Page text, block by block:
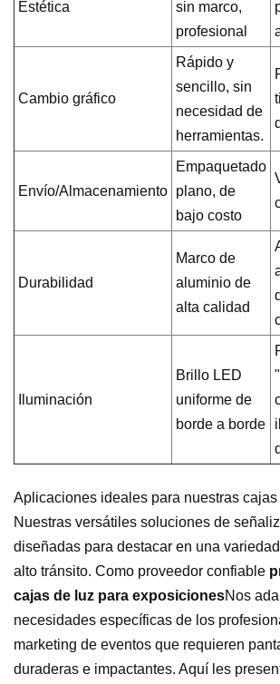
Estética
sin marco,
profesional
Cambio gráfico
Rápido y
sencillo, sin
necesidad de
herramientas.
Envío/Almacenamiento
Empaquetado
plano, de
bajo costo
Durabilidad
Marco de
aluminio de
alta calidad
Iluminación
Brillo LED
uniforme de
borde a borde
Aplicaciones ideales para nuestras cajas
Nuestras versátiles soluciones de
diseñadas para destacar en una
alto tránsito. Como proveedor confiable
cajas de luz para exposicionesNos
necesidades específicas de los
marketing de eventos que requieren
duraderas e impactantes. Aquí les